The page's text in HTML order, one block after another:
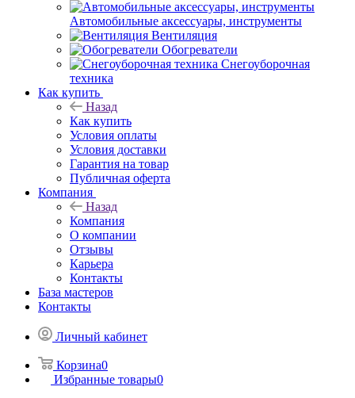
Автомобильные аксессуары, инструменты
Вентиляция
Обогреватели
Снегоуборочная
техника
Как купить
Назад
Как купить
Условия оплаты
Условия доставки
Гарантия на товар
Публичная оферта
Компания
Назад
Компания
О компании
Отзывы
Карьера
Контакты
База мастеров
Контакты
Личный кабинет
Корзина0
Избранные товары0